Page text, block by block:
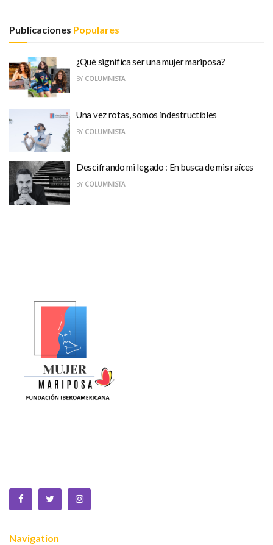
Publicaciones Populares
¿Qué significa ser una mujer mariposa?
BY COLUMNISTA
Una vez rotas, somos indestructibles
BY COLUMNISTA
Descifrando mi legado : En busca de mis raíces
BY COLUMNISTA
Navigation